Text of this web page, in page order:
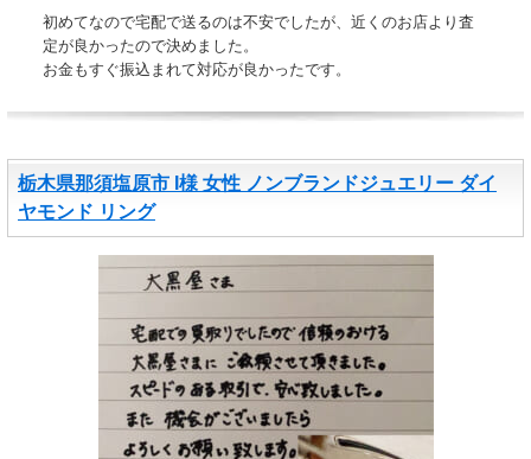
初めてなので宅配で送るのは不安でしたが、近くのお店より査
定が良かったので決めました。
お金もすぐ振込まれて対応が良かったです。
栃木県那須塩原市 I様 女性 ノンブランドジュエリー ダイ
ヤモンド リング